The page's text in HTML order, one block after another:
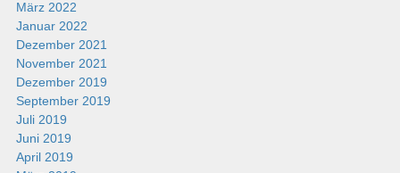
März 2022
Januar 2022
Dezember 2021
November 2021
Dezember 2019
September 2019
Juli 2019
Juni 2019
April 2019